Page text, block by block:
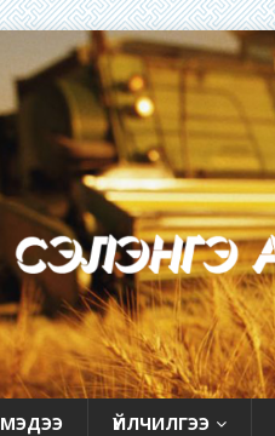
МЭДЭЭ ҮЙЛЧИЛГЭЭ